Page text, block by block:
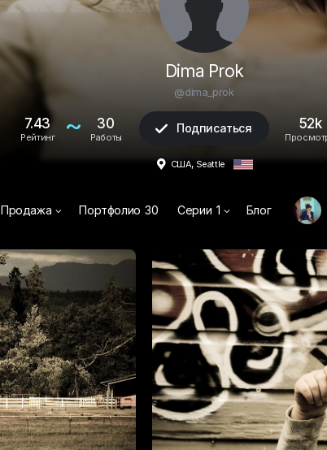
Dima Prok
@dima_prok
7.43
Рейтинг ~ 30
Работы
 Подписаться 52k
 США, Seattle
Продажа  Портфолио 30 Серии 1  Блог